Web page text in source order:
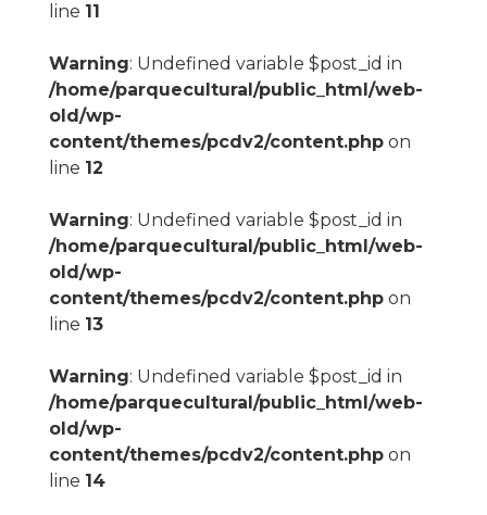
line 11
Warning: Undefined variable $post_id in
/home/parquecultural/public_html/web-
old/wp-
content/themes/pcdv2/content.phpon
line 12
Warning: Undefined variable $post_id in
/home/parquecultural/public_html/web-
old/wp-
content/themes/pcdv2/content.phpon
line 13
Warning: Undefined variable $post_id in
/home/parquecultural/public_html/web-
old/wp-
content/themes/pcdv2/content.phpon
line 14